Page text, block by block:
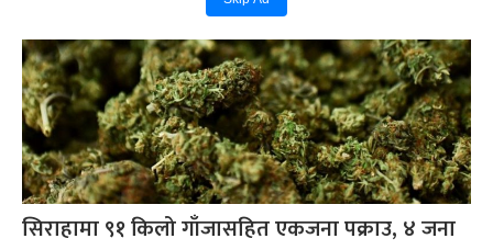
सिराहामा ९१ किलो गाँजासहित एकजना पक्राउ, ४ जना